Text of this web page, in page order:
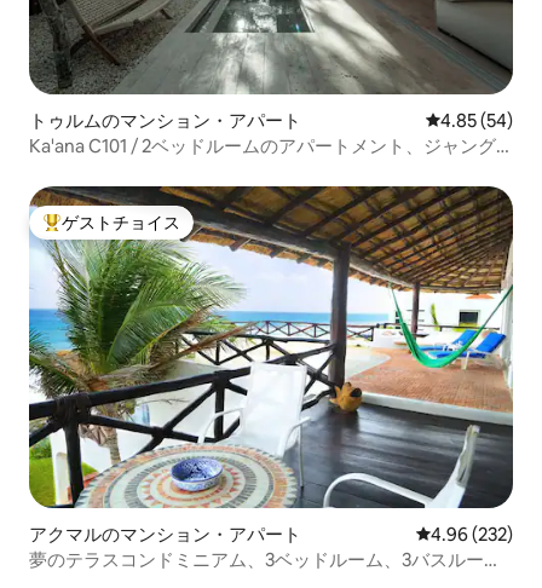
トゥルムのマンション・アパート レビュー54
4.85 (54)
Ka'ana C101 / 2ベッドルームのアパートメント、ジャング
大好評のゲストチョイスです。
ゲストチョイス
アクマルのマンション・アパート レビュー232
4.96 (232)
夢のテラスコンドミニアム、3ベッドルーム、3バスルー